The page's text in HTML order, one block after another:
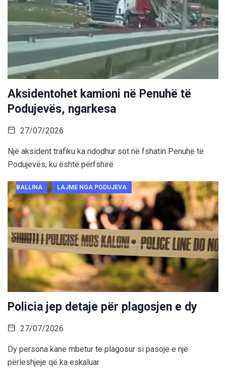
Aksidentohet kamioni në Penuhë të
Podujevës, ngarkesa
27/07/2026
Një aksident trafiku ka ndodhur sot në fshatin Penuhë të
Podujevës, ku është përfshirë
BALLINA LAJME NGA PODUJEVA
Policia jep detaje për plagosjen e dy
27/07/2026
Dy persona kanë mbetur të plagosur si pasojë e një
përleshjeje që ka eskaluar